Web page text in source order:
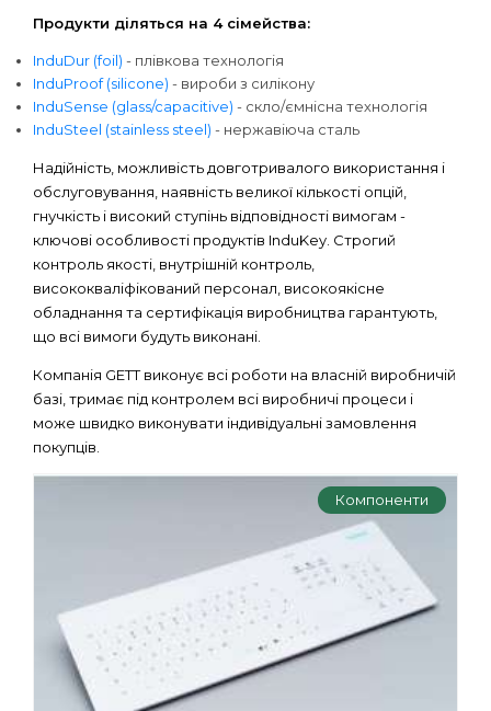
Продукти діляться на 4 сімейства:
InduDur (foil) - плівкова технологія
InduProof (silicone) - вироби з силікону
InduSense (glass/capacitive) - скло/ємнісна технологія
InduSteel (stainless steel) - нержавіюча сталь
Надійність, можливість довготривалого використання і
обслуговування, наявність великої кількості опцій,
гнучкість і високий ступінь відповідності вимогам -
ключові особливості продуктів InduKey. Строгий
контроль якості, внутрішній контроль,
висококваліфікований персонал, високоякісне
обладнання та сертифікація виробництва гарантують,
що всі вимоги будуть виконані.
Компанія GETT виконує всі роботи на власній виробничій
базі, тримає під контролем всі виробничі процеси і
може швидко виконувати індивідуальні замовлення
покупців.
Компоненти